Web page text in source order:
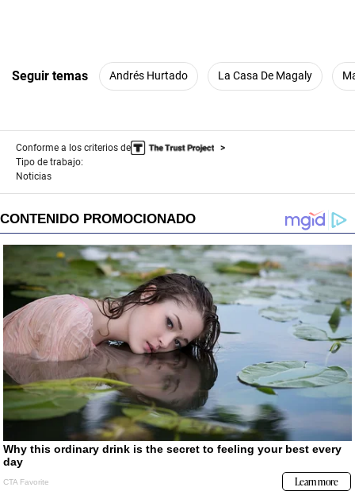
Seguir temas Andrés Hurtado La Casa De Magaly
Conforme a los criterios de
Tipo de trabajo:
Noticias